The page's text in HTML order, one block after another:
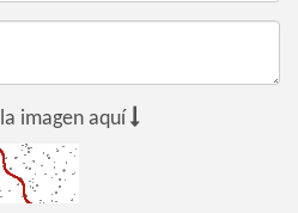
imagen aquí 